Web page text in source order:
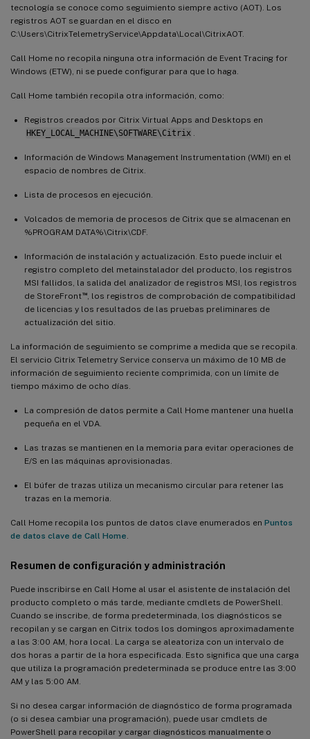
tecnología se conoce como seguimiento siempre activo (AOT). Los
registros AOT se guardan en el disco en
C:\Users\CitrixTelemetryService\Appdata\Local\CitrixAOT.
Call Home no recopila ninguna otra información de Event Tracing for
Windows (ETW), ni se puede configurar para que lo haga.
Call Home también recopila otra información, como:
Registros creados por Citrix Virtual Apps and Desktops en
HKEY_LOCAL_MACHINE\SOFTWARE\Citrix
Información de Windows Management Instrumentation (WMI) en el
espacio de nombres de Citrix.
Lista de procesos en ejecución.
Volcados de memoria de procesos de Citrix que se almacenan en
%PROGRAM DATA%\Citrix\CDF.
Información de instalación y actualización. Esto puede incluir el
registro completo del metainstalador del producto, los registros
MSI fallidos, la salida del analizador de registros MSI, los registros
de StoreFront™, los registros de comprobación de compatibilidad
de licencias y los resultados de las pruebas preliminares de
actualización del sitio.
La información de seguimiento se comprime a medida que se recopila.
El servicio Citrix Telemetry Service conserva un máximo de 10 MB de
información de seguimiento reciente comprimida, con un límite de
tiempo máximo de ocho días.
La compresión de datos permite a Call Home mantener una huella
pequeña en el VDA.
Las trazas se mantienen en la memoria para evitar operaciones de
E/S en las máquinas aprovisionadas.
El búfer de trazas utiliza un mecanismo circular para retener las
trazas en la memoria.
Call Home recopila los puntos de datos clave enumerados en Puntos
de datos clave de Call Home
Resumen de configuración y administración
Puede inscribirse en Call Home al usar el asistente de instalación del
producto completo o más tarde, mediante cmdlets de PowerShell.
Cuando se inscribe, de forma predeterminada, los diagnósticos se
recopilan y se cargan en Citrix todos los domingos aproximadamente
a las 3:00 AM, hora local. La carga se aleatoriza con un intervalo de
dos horas a partir de la hora especificada. Esto significa que una carga
que utiliza la programación predeterminada se produce entre las 3:00
AM y las 5:00 AM.
Si no desea cargar información de diagnóstico de forma programada
(o si desea cambiar una programación), puede usar cmdlets de
PowerShell para recopilar y cargar diagnósticos manualmente o